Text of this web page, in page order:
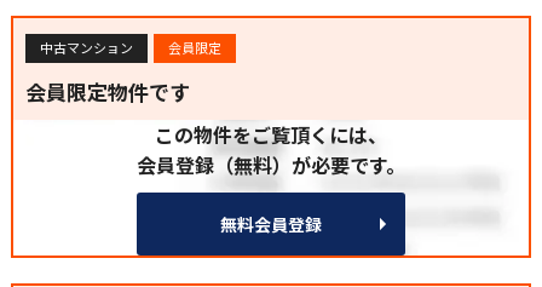
中古マンション 会員限定
会員限定物件です
この物件をご覧頂くには、
会員登録（無料）が必要です。
無料会員登録